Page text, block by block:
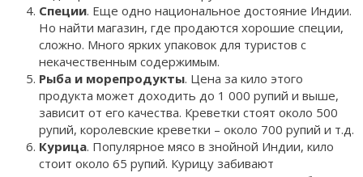
Специи. Еще одно национальное достояние Индии.
Но найти магазин, где продаются хорошие специи,
сложно. Много ярких упаковок для туристов с
некачественным содержимым.
Рыба и морепродукты. Цена за кило этого
продукта может доходить до 1 000 рупий и выше,
зависит от его качества. Креветки стоят около 500
рупий, королевские креветки – около 700 рупий и т.д.
Курица. Популярное мясо в знойной Индии, кило
стоит около 65 рупий. Курицу забивают